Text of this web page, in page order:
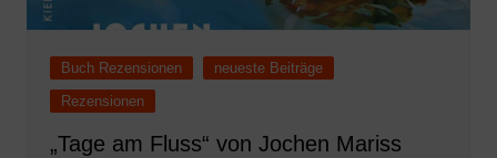
Buch Rezensionen
neueste Beiträge
Rezensionen
„Tage am Fluss“ von Jochen Mariss